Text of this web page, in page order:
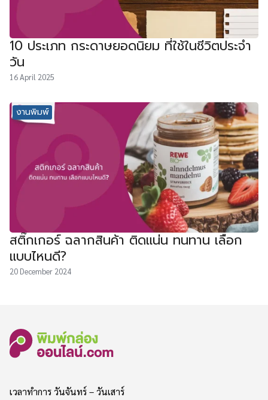
10 ประเภท กระดาษยอดนิยม ที่ใช้ในชีวิตประจำ
วัน
16 April 2025
งานพิมพ์
สติ๊กเกอร์ ฉลากสินค้า ติดแน่น ทนทาน เลือก
แบบไหนดี?
20 December 2024
เวลาทำการ วันจันทร์ – วันเสาร์